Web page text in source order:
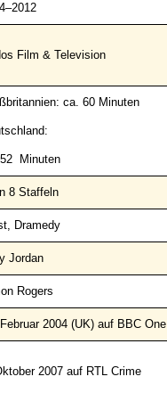
Film & Television
ca. 60 Minuten
Minuten
8 Staffeln
Dramedy
Jordan
Rogers
2004 (UK) auf BBC One
2007 auf RTL Crime